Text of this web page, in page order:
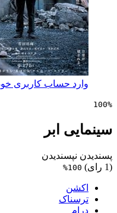
حساب کاربری خود شوید
ابر